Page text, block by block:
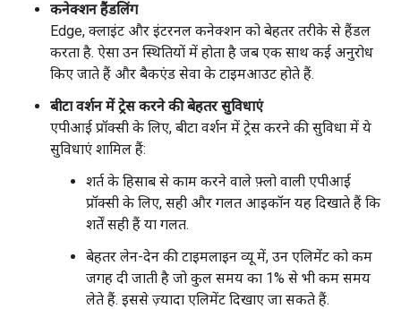
कनेक्शन हैंडलिंग
Edge, क्लाइंट और इंटरनल कनेक्शन को बेहतर तरीके से हैंडल
करता है. ऐसा उन स्थितियों में होता है जब एक साथ कई अनुरोध
किए जाते हैं और बैकएंड सेवा के टाइमआउट होते हैं.
बीटा वर्शन में ट्रेस करने की बेहतर सुविधाएं
एपीआई प्रॉक्सी के लिए, बीटा वर्शन में ट्रेस करने की सुविधा में ये
सुविधाएं शामिल हैं:
शर्त के हिसाब से काम करने वाले फ़्लो वाली एपीआई
प्रॉक्सी के लिए, सही और गलत आइकॉन यह दिखाते हैं कि
शर्तें सही हैं या गलत.
बेहतर लेन-देन की टाइमलाइन व्यू में, उन एलिमेंट को कम
जगह दी जाती है जो कुल समय का 1% से भी कम समय
लेते हैं. इससे ज़्यादा एलिमेंट दिखाए जा सकते हैं.